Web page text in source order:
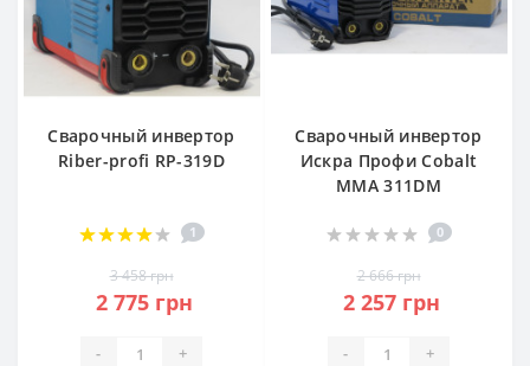
Сварочный инвертор
Riber-profi RP-319D
1
3 458 грн
2 775 грн
- +
Сварочный инвертор
Искра Профи Cobalt
ММА 311DM
0
2 666 грн
2 257 грн
- +